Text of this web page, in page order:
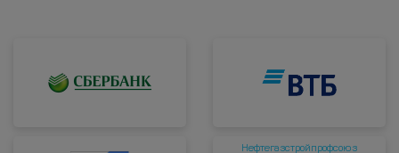
Нефтегазстройпрофсоюз